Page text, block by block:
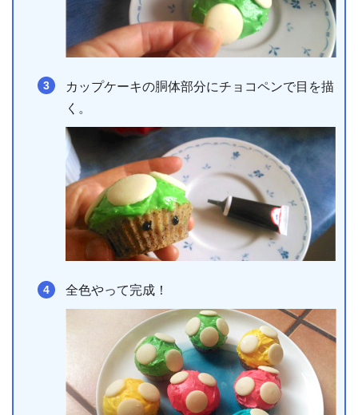
カップケーキの胴体部分にチョコペンで目を描
く。
全色やって完成！